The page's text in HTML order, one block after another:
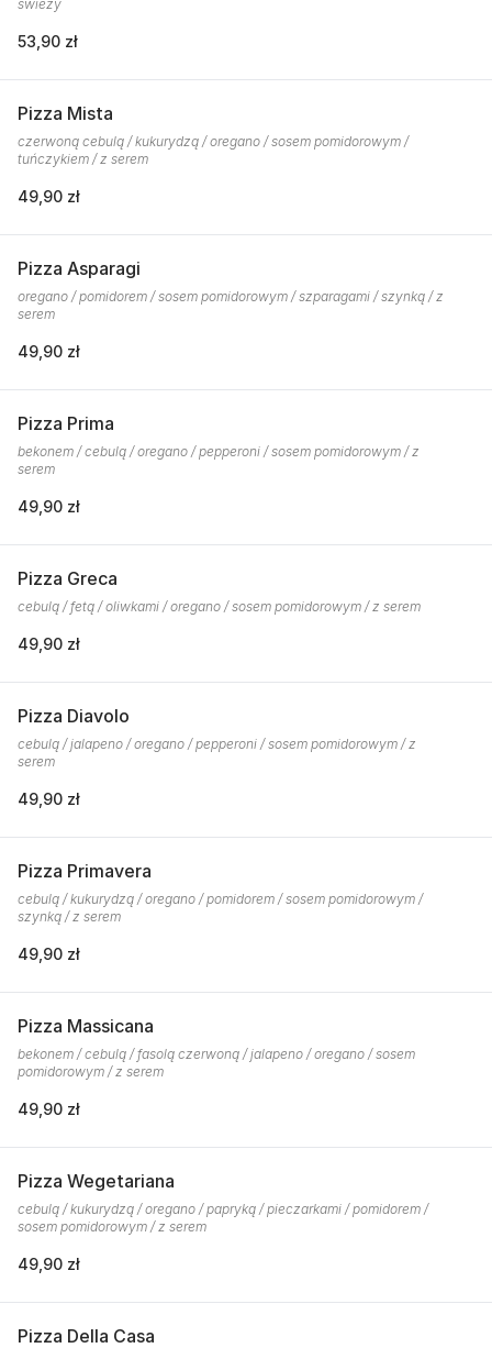
świeży
53,90 zł
Pizza Mista
czerwoną cebulą / kukurydzą / oregano / sosem pomidorowym /
tuńczykiem / z serem
49,90 zł
Pizza Asparagi
oregano / pomidorem / sosem pomidorowym / szparagami / szynką / z
serem
49,90 zł
Pizza Prima
bekonem / cebulą / oregano / pepperoni / sosem pomidorowym / z
serem
49,90 zł
Pizza Greca
cebulą / fetą / oliwkami / oregano / sosem pomidorowym / z serem
49,90 zł
Pizza Diavolo
cebulą / jalapeno / oregano / pepperoni / sosem pomidorowym / z
serem
49,90 zł
Pizza Primavera
cebulą / kukurydzą / oregano / pomidorem / sosem pomidorowym /
szynką / z serem
49,90 zł
Pizza Massicana
bekonem / cebulą / fasolą czerwoną / jalapeno / oregano / sosem
pomidorowym / z serem
49,90 zł
Pizza Wegetariana
cebulą / kukurydzą / oregano / papryką / pieczarkami / pomidorem /
sosem pomidorowym / z serem
49,90 zł
Pizza Della Casa